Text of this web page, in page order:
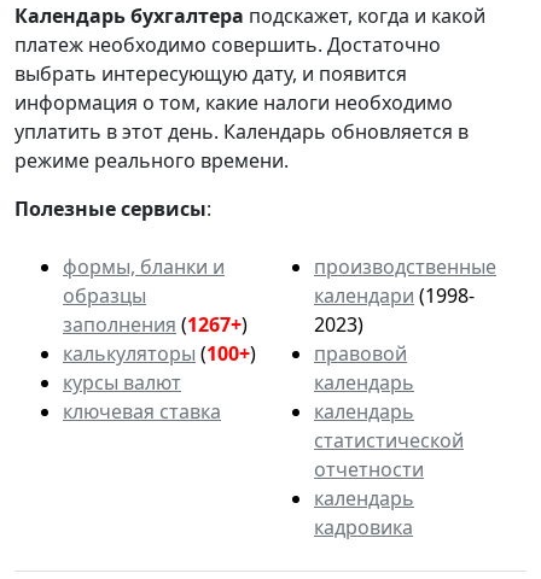
Календарьбухгалтера подскажет, когда и какой
платеж необходимо совершить. Достаточно
выбрать интересующую дату, и появится
информация о том, какие налоги необходимо
уплатить в этот день. Календарь обновляется в
режиме реального времени.
Полезные сервисы:
формы, бланки и
образцы
заполнения (1267+)
калькуляторы (100+)
курсы валют
ключевая ставка
производственные
календари (1998-
2023)
правовой
календарь
календарь
статистической
отчетности
календарь
кадровика